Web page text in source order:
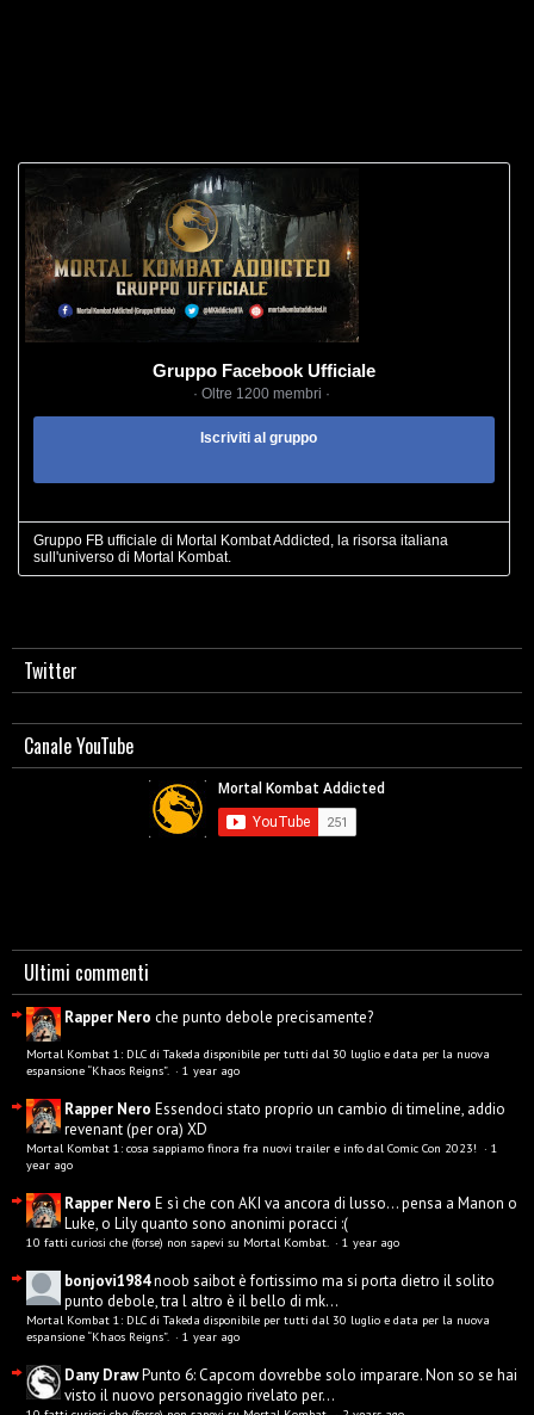
Gruppo Facebook Ufficiale
· Oltre 1200 membri ·
Iscriviti al gruppo
Gruppo FB ufficiale di Mortal Kombat Addicted, la risorsa italiana
sull'universo di Mortal Kombat.
Twitter
Canale YouTube
Ultimi commenti
Rapper Nero che punto debole precisamente?
Mortal Kombat 1: DLC di Takeda disponibile per tutti dal 30 luglio e data per la nuova
espansione “Khaos Reigns”. · 1 year ago
Rapper Nero Essendoci stato proprio un cambio di timeline, addio
revenant (per ora) XD
Mortal Kombat 1: cosa sappiamo finora fra nuovi trailer e info dal Comic Con 2023! · 1
year ago
Rapper Nero E sì che con AKI va ancora di lusso... pensa a Manon o
Luke, o Lily quanto sono anonimi poracci :(
10 fatti curiosi che (forse) non sapevi su Mortal Kombat. · 1 year ago
bonjovi1984noob saibot è fortissimo ma si porta dietro il solito
punto debole, tra l altro è il bello di mk...
Mortal Kombat 1: DLC di Takeda disponibile per tutti dal 30 luglio e data per la nuova
espansione “Khaos Reigns”. · 1 year ago
Dany DrawPunto 6: Capcom dovrebbe solo imparare. Non so se hai
visto il nuovo personaggio rivelato per...